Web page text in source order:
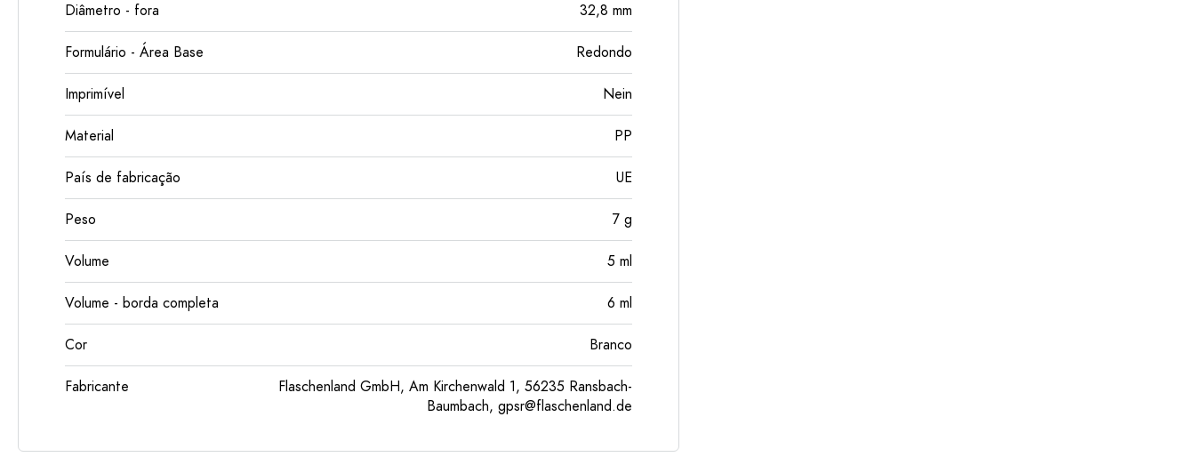
Diâmetro - fora 32,8 mm
Formulário - Área Base Redondo
Imprimível Nein
Material PP
País de fabricação UE
Peso 7 g
Volume 5 ml
Volume - borda completa 6 ml
Cor Branco
Fabricante
Flaschenland GmbH, Am Kirchenwald 1, 56235 Ransbach-
Baumbach, gpsr@flaschenland.de